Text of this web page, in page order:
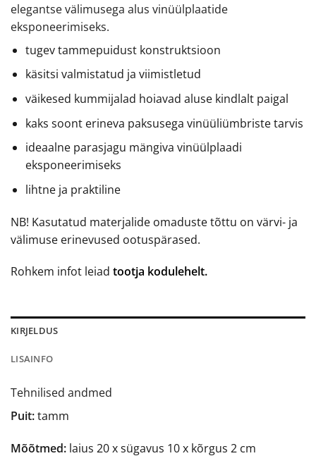
elegantse välimusega alus vinüülplaatide
eksponeerimiseks.
tugev tammepuidust konstruktsioon
käsitsi valmistatud ja viimistletud
väikesed kummijalad hoiavad aluse kindlalt paigal
kaks soont erineva paksusega vinüüliümbriste tarvis
ideaalne parasjagu mängiva vinüülplaadi
eksponeerimiseks
lihtne ja praktiline
NB! Kasutatud materjalide omaduste tõttu on värvi- ja
välimuse erinevused ootuspärased.
Rohkem infot leiad tootja kodulehelt.
KIRJELDUS
LISAINFO
Tehnilised andmed
Puit:tamm
Mõõtmed: laius 20 x sügavus 10 x kõrgus 2 cm